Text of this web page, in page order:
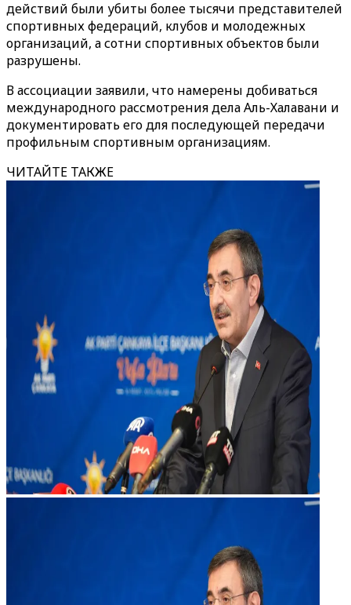
действий были убиты более тысячи представителей
спортивных федераций, клубов и молодежных
организаций, а сотни спортивных объектов были
разрушены.
В ассоциации заявили, что намерены добиваться
международного рассмотрения дела Аль-Халавани и
документировать его для последующей передачи
профильным спортивным организациям.
ЧИТАЙТЕ ТАКЖЕ